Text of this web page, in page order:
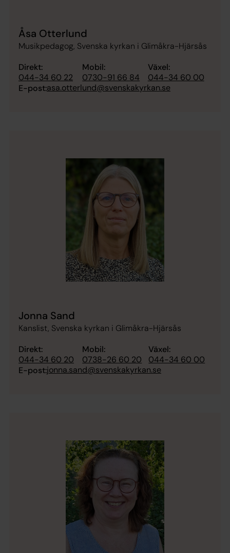
Åsa Otterlund
Musikpedagog, Svenska kyrkan i Glimåkra-Hjärsås
Direkt:
044-34 60 22
Mobil:
0730-91 66 84
Växel:
044-34 60 00
E-post:asa.otterlund@svenskakyrkan.se
Jonna Sand
Kanslist, Svenska kyrkan i Glimåkra-Hjärsås
Direkt:
044-34 60 20
Mobil:
0738-26 60 20
Växel:
044-34 60 00
E-post:jonna.sand@svenskakyrkan.se